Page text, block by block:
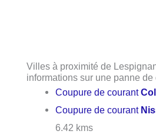
Villes à proximité de
informations sur une panne de
Coupure de courant
Coupure de courant
6.42 kms